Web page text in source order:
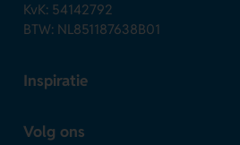
KvK: 54142792
BTW: NL851187638B01
Inspiratie
Volg ons